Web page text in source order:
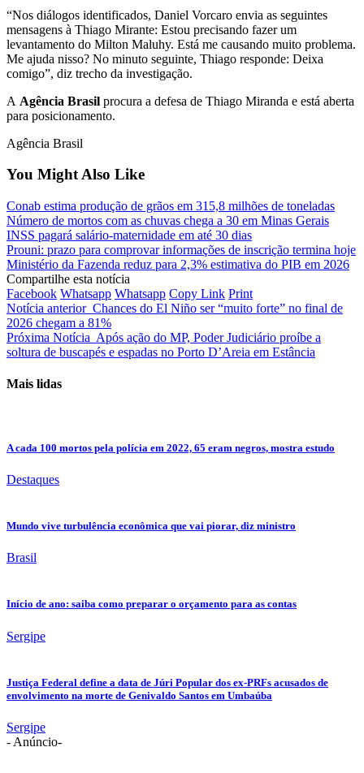
“Nos diálogos identificados, Daniel Vorcaro envia as seguintes
mensagens à Thiago Mirante: Estou precisando fazer um
levantamento do Milton Maluhy. Está me causando muito problema.
Me ajuda nisso? No minuto seguinte, Thiago responde: Deixa
comigo”, diz trecho da investigação.
A Agência Brasil procura a defesa de Thiago Miranda e está aberta
para posicionamento.
Agência Brasil
You Might Also Like
Conab estima produção de grãos em 315,8 milhões de toneladas
Número de mortos com as chuvas chega a 30 em Minas Gerais
INSS pagará salário-maternidade em até 30 dias
Prouni: prazo para comprovar informações de inscrição termina hoje
Ministério da Fazenda reduz para 2,3% estimativa do PIB em 2026
Compartilhe esta notícia
Facebook Whatsapp Whatsapp Copy Link Print
Notícia anterior Chances do El Niño ser “muito forte” no final de
2026 chegam a 81%
Próxima Notícia Após ação do MP, Poder Judiciário proíbe a
soltura de buscapés e espadas no Porto D’Areia em Estância
Mais lidas
A cada 100 mortos pela polícia em 2022, 65 eram negros, mostra estudo
Destaques
Mundo vive turbulência econômica que vai piorar, diz ministro
Brasil
Início de ano: saiba como preparar o orçamento para as contas
Sergipe
Justiça Federal define a data de Júri Popular dos ex-PRFs acusados de
envolvimento na morte de Genivaldo Santos em Umbaúba
Sergipe
- Anúncio-